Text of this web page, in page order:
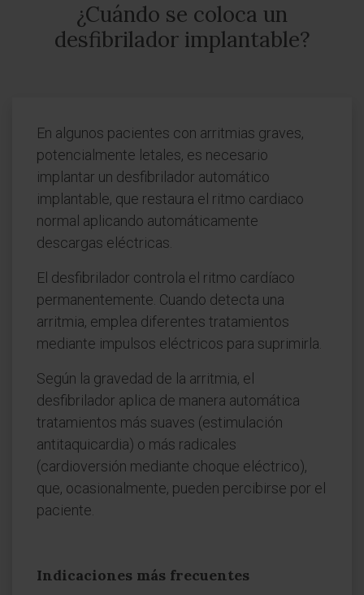
¿Cuándo se coloca un
desfibrilador implantable?
En algunos pacientes con arritmias graves,
potencialmente letales, es necesario
implantar un desfibrilador automático
implantable, que restaura el ritmo cardiaco
normal aplicando automáticamente
descargas eléctricas.
El desfibrilador controla el ritmo cardíaco
permanentemente. Cuando detecta una
arritmia, emplea diferentes tratamientos
mediante impulsos eléctricos para suprimirla.
Según la gravedad de la arritmia, el
desfibrilador aplica de manera automática
tratamientos más suaves (estimulación
antitaquicardia) o más radicales
(cardioversión mediante choque eléctrico),
que, ocasionalmente, pueden percibirse por el
paciente.
Indicaciones más frecuentes